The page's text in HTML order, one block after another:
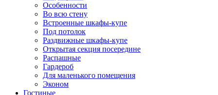
Особенности
Во всю стену
Встроенные шкафы-купе
Под потолок
Раздвижные шкафы-купе
Открытая секция посередине
Распашные
Гардероб
Для маленького помещения
Эконом
Гостиные